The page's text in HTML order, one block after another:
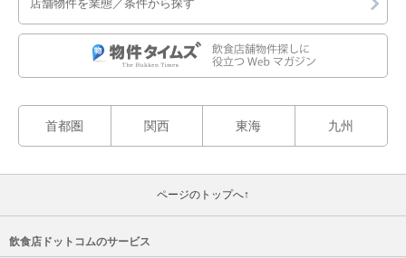
店舗物件を業態／条件から探す
首都圏 関西 東海 九州
ページのトップへ↑
飲食店ドットコムのサービス